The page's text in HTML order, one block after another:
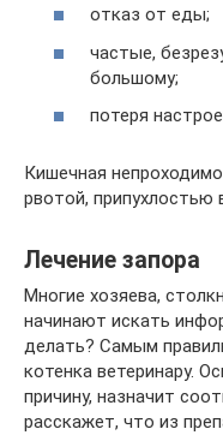
отказ от еды;
частые,
большому;
потеря
Кишечная
рвотой, припухлостью
Лечение запора
Многие хозяева,
начинают искать
делать? Самым
котенка ветеринару.
причину, назначит
расскажет, что из